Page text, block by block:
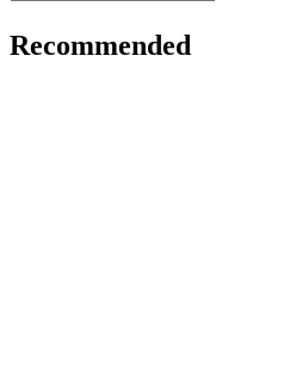
Recommended